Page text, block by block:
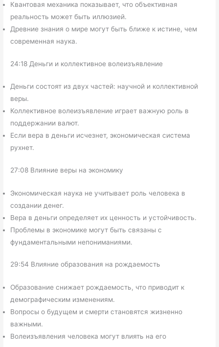
Квантовая механика показывает, что объективная
реальность может быть иллюзией.
Древние знания о мире могут быть ближе к истине, чем
современная наука.
24:18 Деньги и коллективное волеизъявление
Деньги состоят из двух частей: научной и коллективной
веры.
Коллективное волеизъявление играет важную роль в
поддержании валют.
Если вера в деньги исчезнет, экономическая система
рухнет.
27:08 Влияние веры на экономику
Экономическая наука не учитывает роль человека в
создании денег.
Вера в деньги определяет их ценность и устойчивость.
Проблемы в экономике могут быть связаны с
фундаментальными непониманиями.
29:54 Влияние образования на рождаемость
Образование снижает рождаемость, что приводит к
демографическим изменениям.
Вопросы о будущем и смерти становятся жизненно
важными.
Волеизъявления человека могут влиять на его